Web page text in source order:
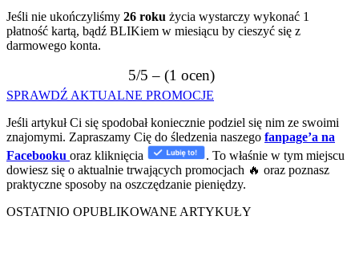
Jeśli nie ukończyliśmy 26 roku życia wystarczy wykonać 1
płatność kartą, bądź BLIKiem w miesiącu by cieszyć się z
darmowego konta.
5/5 – (1 ocen)
SPRAWDŹ AKTUALNE PROMOCJE
Jeśli artykuł Ci się spodobał koniecznie podziel się nim ze swoimi
znajomymi. Zapraszamy Cię do śledzenia naszego fanpage’a na
Facebooku oraz kliknięcia
. To właśnie w tym miejscu
dowiesz się o aktualnie trwających promocjach 🔥 oraz poznasz
praktyczne sposoby na oszczędzanie pieniędzy.
OSTATNIO OPUBLIKOWANE ARTYKUŁY